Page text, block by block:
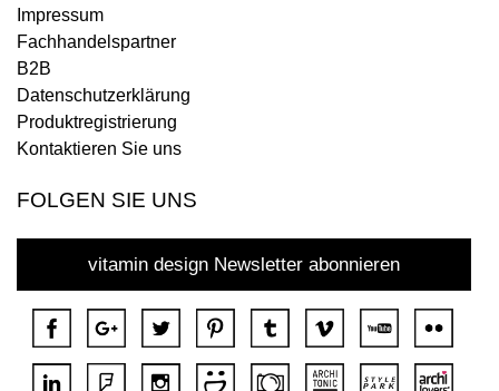
Impressum
Fachhandelspartner
B2B
Datenschutzerklärung
Produktregistrierung
Kontaktieren Sie uns
FOLGEN SIE UNS
vitamin design Newsletter abonnieren